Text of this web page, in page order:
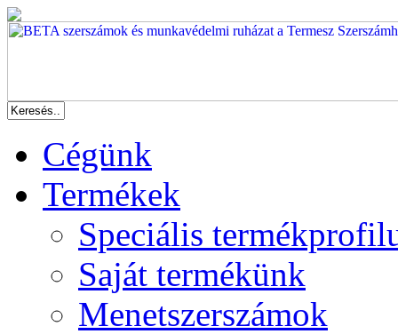
Cégünk
Termékek
Speciális
Saját termékünk
Menetszerszámok